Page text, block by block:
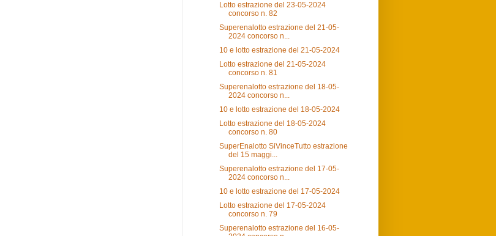
Lotto estrazione del 23-05-2024
concorso n. 82
Superenalotto estrazione del 21-05-
2024 concorso n...
10 e lotto estrazione del 21-05-2024
Lotto estrazione del 21-05-2024
concorso n. 81
Superenalotto estrazione del 18-05-
2024 concorso n...
10 e lotto estrazione del 18-05-2024
Lotto estrazione del 18-05-2024
concorso n. 80
SuperEnalotto SiVinceTutto estrazione
del 15 maggi...
Superenalotto estrazione del 17-05-
2024 concorso n...
10 e lotto estrazione del 17-05-2024
Lotto estrazione del 17-05-2024
concorso n. 79
Superenalotto estrazione del 16-05-